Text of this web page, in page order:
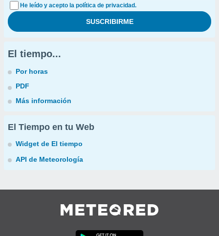
He leído y acepto la política de privacidad.
El tiempo...
Por horas
PDF
Más información
El Tiempo en tu Web
Widget de El tiempo
API de Meteorología